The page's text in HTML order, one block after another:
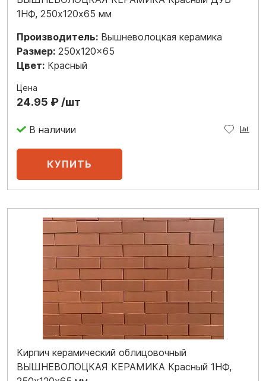
1НФ, 250х120х65 мм
Производитель: Вышневолоцкая керамика
Размер: 250x120x65
Цвет: Красный
Цена
24.95 ₽ /шт
В наличии
Кирпич керамический облицовочный
ВЫШНЕВОЛОЦКАЯ КЕРАМИКА Красный 1НФ,